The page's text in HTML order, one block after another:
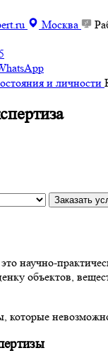
Москва
и личности
Заказать
научно-
объектов,